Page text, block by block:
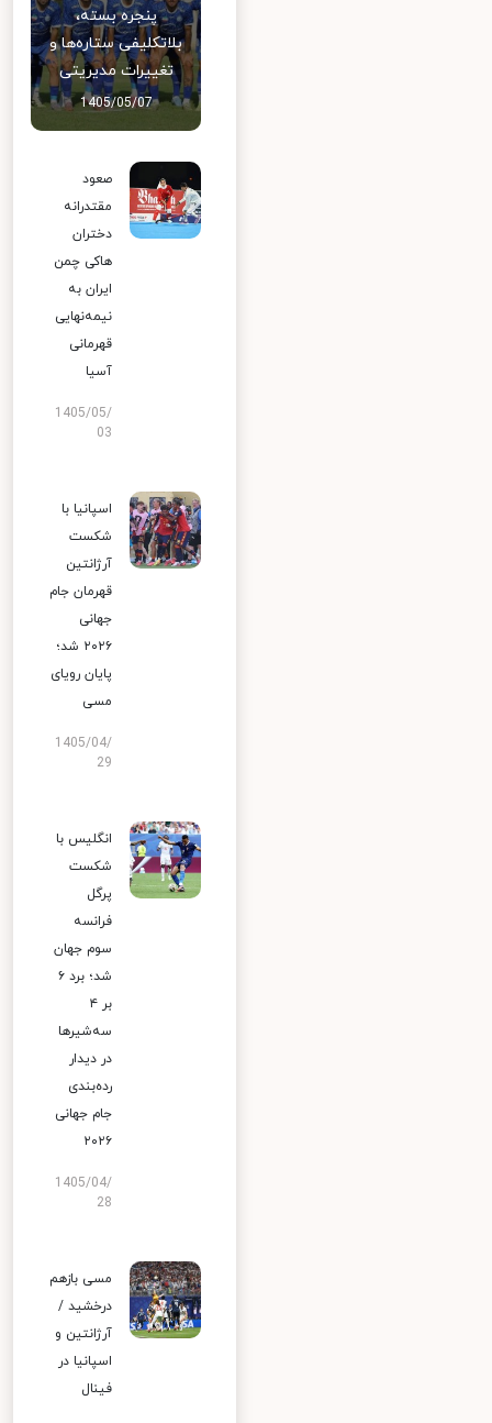
پنجره بسته،
بلاتکلیفی ستاره‌ها و
تغییرات مدیریتی
1405/05/07
صعود
مقتدرانه
دختران
هاکی چمن
ایران به
نیمه‌نهایی
قهرمانی
آسیا
1405/05/
03
اسپانیا با
شکست
آرژانتین
قهرمان جام
جهانی
۲۰۲۶ شد؛
پایان رویای
مسی
1405/04/
29
انگلیس با
شکست
پرگل
فرانسه
سوم جهان
شد؛ برد ۶
بر ۴
سه‌شیرها
در دیدار
رده‌بندی
جام جهانی
۲۰۲۶
1405/04/
28
مسی بازهم
درخشید /
آرژانتین و
اسپانیا در
فینال